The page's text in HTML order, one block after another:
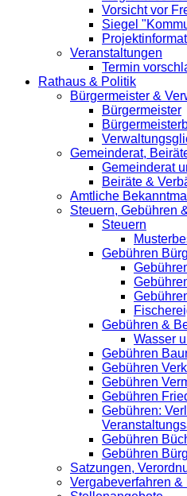
Vorsicht vor
Siegel
Veranstaltungen
Termin
Rathaus & Politik
Bürgermeister &
Bürgermeister
Gemeinderat,
Gemeinderat
Beiräte &
Amtliche
Steuern, Gebühren
Steuern
Gebühren
Gebühren &
Wasser
Gebühren
Gebühren
Gebühren
Gebühren
Gebühren:
Gebühren
Gebühren
Satzungen,
Vergabeverfahren